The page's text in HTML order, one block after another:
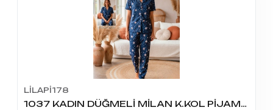
LİLAPİ178
1037 KADIN DÜĞMELİ MİLAN K.KOL PİJAMA TAKIM